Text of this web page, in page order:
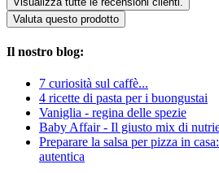
Valuta questo prodotto
Il nostro blog:
7 curiosità sul caffè...
4 ricette di pasta per i buongustai
Vaniglia - regina delle spezie
Baby Affair - Il giusto mix di
Preparare la salsa per pizza in
autentica